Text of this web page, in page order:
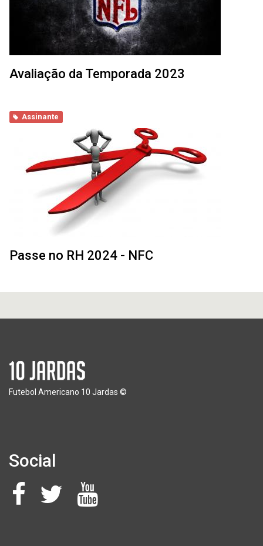
Avaliação da Temporada 2023
Assinante
Passe no RH 2024 - NFC
Futebol Americano 10 Jardas ©
Social